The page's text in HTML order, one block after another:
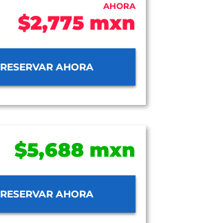
AHORA
$2,775 mxn
RESERVAR AHORA
$5,688 mxn
RESERVAR AHORA